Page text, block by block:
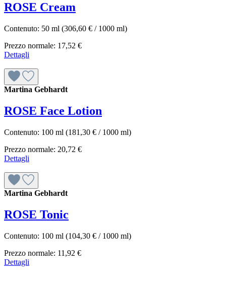
ROSE Cream
Contenuto: 50 ml (306,60 € / 1000 ml)
Prezzo normale: 17,52 €
Dettagli
Martina Gebhardt
ROSE Face Lotion
Contenuto: 100 ml (181,30 € / 1000 ml)
Prezzo normale: 20,72 €
Dettagli
Martina Gebhardt
ROSE Tonic
Contenuto: 100 ml (104,30 € / 1000 ml)
Prezzo normale: 11,92 €
Dettagli